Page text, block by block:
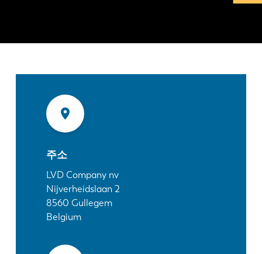
주소
LVD Company nv
Nijverheidslaan 2
8560 Gullegem
Belgium
소프트웨어
LVD 정보
LVD를발견하다
고객 사례
리소스 센터
산업 및 솔루션